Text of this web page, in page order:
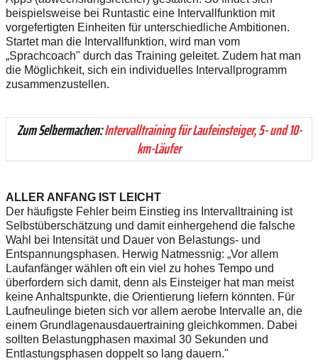
beispielsweise bei Runtastic eine Intervallfunktion mit
vorgefertigten Einheiten für unterschiedliche Ambitionen.
Startet man die Intervallfunktion, wird man vom
„Sprachcoach" durch das Training geleitet. Zudem hat man
die Möglichkeit, sich ein individuelles Intervallprogramm
zusammenzustellen.
Zum Selbermachen:Intervalltraining für Laufeinsteiger, 5- und 10-
km-Läufer
ALLER ANFANG IST LEICHT
Der häufigste Fehler beim Einstieg ins Intervalltraining ist
Selbstüberschätzung und damit einhergehend die falsche
Wahl bei Intensität und Dauer von Belastungs- und
Entspannungsphasen. Herwig Natmessnig: „Vor allem
Laufanfänger wählen oft ein viel zu hohes Tempo und
überfordern sich damit, denn als Einsteiger hat man meist
keine Anhaltspunkte, die Orientierung liefern könnten. Für
Laufneulinge bieten sich vor allem aerobe Intervalle an, die
einem Grundlagenausdauertraining gleichkommen. Dabei
sollten Belastungphasen maximal 30 Sekunden und
Entlastungsphasen doppelt so lang dauern."